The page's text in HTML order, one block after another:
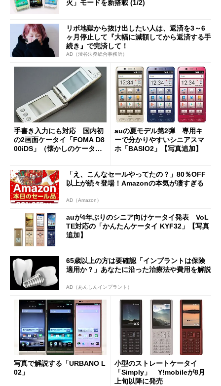
火」モードを新搭載 (1/2)
リボ地獄から抜け出したい人は、返済を3～6
ヶ月停止して『大幅に減額してから返済する手
続き』で完済して！
AD（渋谷法務総合事務所）
手書き入力にも対応 国内初
の2画面ケータイ「FOMA D8
00iDS」（懐かしのケータ
auの夏モデル第2弾 専用キ
ーで分かりやすいシニアスマ
ホ「BASIO2」【写真追加】
「え、こんなセールやってたの？」80％OFF
以上が続々登場！Amazonの本気が凄すぎる
AD（Amazon）
auが4年ぶりのシニア向けケータイ発表 VoL
TE対応の「かんたんケータイ KYF32」【写真
追加】
65歳以上の方は要確認「インプラントは保険
適用か？」あなたに沿った治療法や費用を解説
AD（あんしんインプラント）
写真で解説する「URBANO L
02」
小型のストレートケータイ
「Simply」 Y!mobileが8月
上旬以降に発売